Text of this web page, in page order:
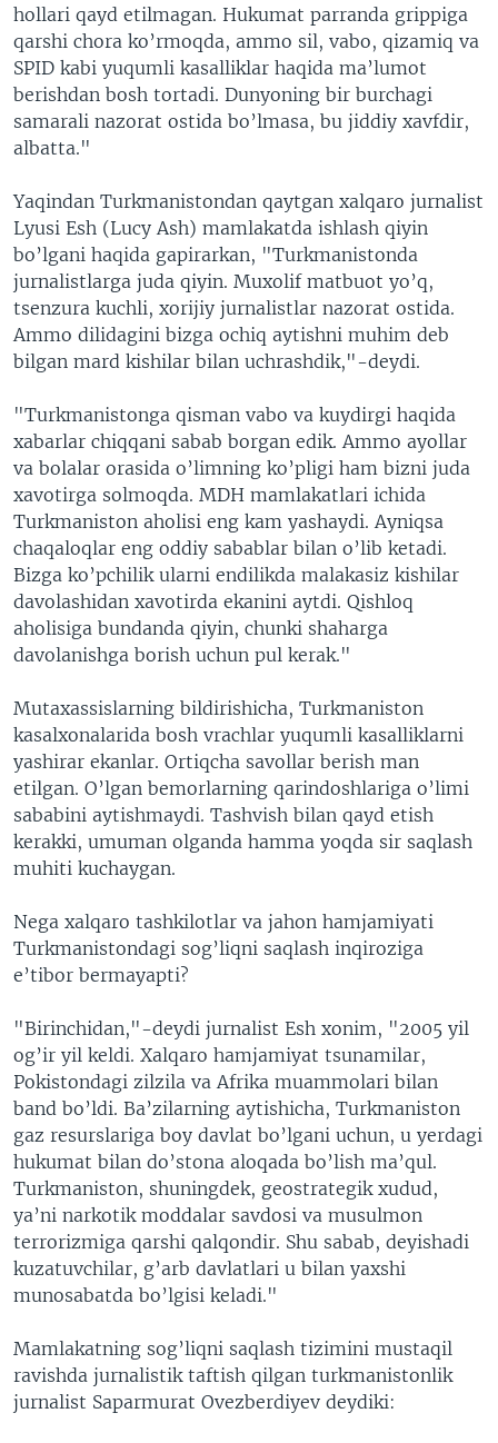
hollari qayd etilmagan. Hukumat parranda grippiga
qarshi chora ko’rmoqda, ammo sil, vabo, qizamiq va
SPID kabi yuqumli kasalliklar haqida ma’lumot
berishdan bosh tortadi. Dunyoning bir burchagi
samarali nazorat ostida bo’lmasa, bu jiddiy xavfdir,
albatta."
Yaqindan Turkmanistondan qaytgan xalqaro jurnalist
Lyusi Esh (Lucy Ash) mamlakatda ishlash qiyin
bo’lgani haqida gapirarkan, "Turkmanistonda
jurnalistlarga juda qiyin. Muxolif matbuot yo’q,
tsenzura kuchli, xorijiy jurnalistlar nazorat ostida.
Ammo dilidagini bizga ochiq aytishni muhim deb
bilgan mard kishilar bilan uchrashdik,"-deydi.
"Turkmanistonga qisman vabo va kuydirgi haqida
xabarlar chiqqani sabab borgan edik. Ammo ayollar
va bolalar orasida o’limning ko’pligi ham bizni juda
xavotirga solmoqda. MDH mamlakatlari ichida
Turkmaniston aholisi eng kam yashaydi. Ayniqsa
chaqaloqlar eng oddiy sabablar bilan o’lib ketadi.
Bizga ko’pchilik ularni endilikda malakasiz kishilar
davolashidan xavotirda ekanini aytdi. Qishloq
aholisiga bundanda qiyin, chunki shaharga
davolanishga borish uchun pul kerak."
Mutaxassislarning bildirishicha, Turkmaniston
kasalxonalarida bosh vrachlar yuqumli kasalliklarni
yashirar ekanlar. Ortiqcha savollar berish man
etilgan. O’lgan bemorlarning qarindoshlariga o’limi
sababini aytishmaydi. Tashvish bilan qayd etish
kerakki, umuman olganda hamma yoqda sir saqlash
muhiti kuchaygan.
Nega xalqaro tashkilotlar va jahon hamjamiyati
Turkmanistondagi sog’liqni saqlash inqiroziga
e’tibor bermayapti?
"Birinchidan,"-deydi jurnalist Esh xonim, "2005 yil
og’ir yil keldi. Xalqaro hamjamiyat tsunamilar,
Pokistondagi zilzila va Afrika muammolari bilan
band bo’ldi. Ba’zilarning aytishicha, Turkmaniston
gaz resurslariga boy davlat bo’lgani uchun, u yerdagi
hukumat bilan do’stona aloqada bo’lish ma’qul.
Turkmaniston, shuningdek, geostrategik xudud,
ya’ni narkotik moddalar savdosi va musulmon
terrorizmiga qarshi qalqondir. Shu sabab, deyishadi
kuzatuvchilar, g’arb davlatlari u bilan yaxshi
munosabatda bo’lgisi keladi."
Mamlakatning sog’liqni saqlash tizimini mustaqil
ravishda jurnalistik taftish qilgan turkmanistonlik
jurnalist Saparmurat Ovezberdiyev deydiki: